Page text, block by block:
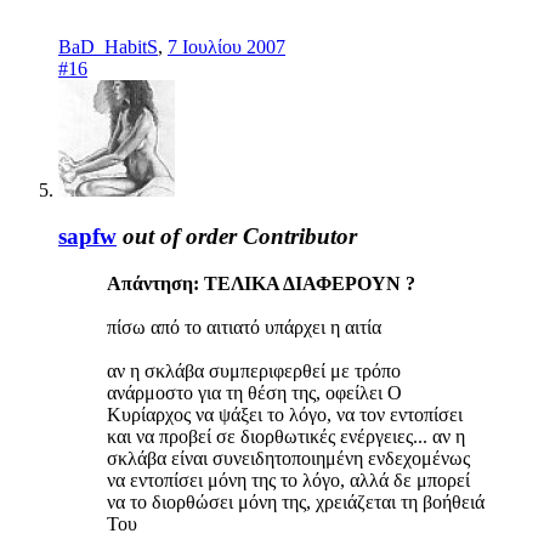
BaD_HabitS, 7 Ιουλίου 2007
#16
sapfw out of order Contributor
Απάντηση: ΤΕΛΙΚΑ ΔΙΑΦΕΡΟΥΝ ?
πίσω από το αιτιατό υπάρχει η αιτία
αν η σκλάβα συμπεριφερθεί με τρόπο
ανάρμοστο για τη θέση της, οφείλει Ο
Κυρίαρχος να ψάξει το λόγο, να τον εντοπίσει
και να προβεί σε διορθωτικές ενέργειες... αν η
σκλάβα είναι συνειδητοποιημένη ενδεχομένως
να εντοπίσει μόνη της το λόγο, αλλά δε μπορεί
να το διορθώσει μόνη της, χρειάζεται τη βοήθειά
Του